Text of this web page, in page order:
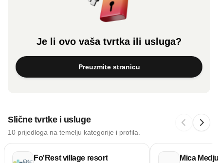
Je li ovo vaša tvrtka ili usluga?
Preuzmite stranicu
Slične tvrtke i usluge
10 prijedloga na temelju kategorije i profila.
Fo'Rest village resort Mica